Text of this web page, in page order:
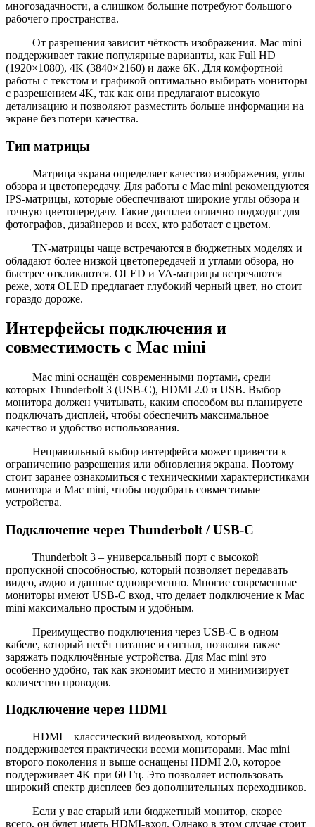
многозадачности, а слишком большие потребуют большого
рабочего пространства.
От разрешения зависит чёткость изображения. Mac mini
поддерживает такие популярные варианты, как Full HD
(1920×1080), 4K (3840×2160) и даже 6K. Для комфортной
работы с текстом и графикой оптимально выбирать мониторы
с разрешением 4K, так как они предлагают высокую
детализацию и позволяют разместить больше информации на
экране без потери качества.
Тип матрицы
Матрица экрана определяет качество изображения, углы
обзора и цветопередачу. Для работы с Mac mini рекомендуются
IPS-матрицы, которые обеспечивают широкие углы обзора и
точную цветопередачу. Такие дисплеи отлично подходят для
фотографов, дизайнеров и всех, кто работает с цветом.
TN-матрицы чаще встречаются в бюджетных моделях и
обладают более низкой цветопередачей и углами обзора, но
быстрее откликаются. OLED и VA-матрицы встречаются
реже, хотя OLED предлагает глубокий черный цвет, но стоит
гораздо дороже.
Интерфейсы подключения и
совместимость с Mac mini
Mac mini оснащён современными портами, среди
которых Thunderbolt 3 (USB-C), HDMI 2.0 и USB. Выбор
монитора должен учитывать, каким способом вы планируете
подключать дисплей, чтобы обеспечить максимальное
качество и удобство использования.
Неправильный выбор интерфейса может привести к
ограничению разрешения или обновления экрана. Поэтому
стоит заранее ознакомиться с техническими характеристиками
монитора и Mac mini, чтобы подобрать совместимые
устройства.
Подключение через Thunderbolt / USB-C
Thunderbolt 3 – универсальный порт с высокой
пропускной способностью, который позволяет передавать
видео, аудио и данные одновременно. Многие современные
мониторы имеют USB-C вход, что делает подключение к Mac
mini максимально простым и удобным.
Преимущество подключения через USB-C в одном
кабеле, который несёт питание и сигнал, позволяя также
заряжать подключённые устройства. Для Mac mini это
особенно удобно, так как экономит место и минимизирует
количество проводов.
Подключение через HDMI
HDMI – классический видеовыход, который
поддерживается практически всеми мониторами. Mac mini
второго поколения и выше оснащены HDMI 2.0, которое
поддерживает 4K при 60 Гц. Это позволяет использовать
широкий спектр дисплеев без дополнительных переходников.
Если у вас старый или бюджетный монитор, скорее
всего, он будет иметь HDMI-вход. Однако в этом случае стоит